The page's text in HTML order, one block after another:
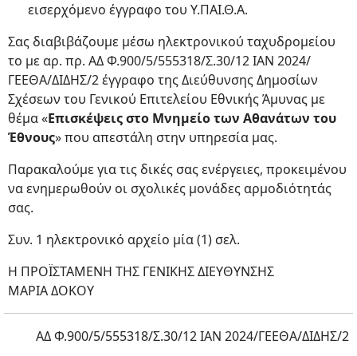
εισερχόμενο έγγραφο του Υ.ΠΑΙ.Θ.Α.
Σας διαβιβάζουμε μέσω ηλεκτρονικού ταχυδρομείου
το με αρ. πρ. ΑΔ Φ.900/5/555318/Σ.30/12 ΙΑΝ 2024/
ΓΕΕΘΑ/ΔΙΔΗΣ/2 έγγραφο της Διεύθυνσης Δημοσίων
Σχέσεων του Γενικού Επιτελείου Εθνικής Άμυνας με
θέμα «Επισκέψεις στο Μνημείο των Αθανάτων του
Έθνους» που απεστάλη στην υπηρεσία μας.
Παρακαλούμε για τις δικές σας ενέργειες, προκειμένου
να ενημερωθούν οι σχολικές μονάδες αρμοδιότητάς
σας.
Συν. 1 ηλεκτρονικό αρχείο μία (1) σελ.
Η ΠΡΟΪΣΤΑΜΕΝΗ ΤΗΣ ΓΕΝΙΚΗΣ ΔΙΕΥΘΥΝΣΗΣ
ΜΑΡΙΑ ΔΟΚΟΥ
ΑΔ Φ.900/5/555318/Σ.30/12 ΙΑΝ 2024/ΓΕΕΘΑ/ΔΙΔΗΣ/2